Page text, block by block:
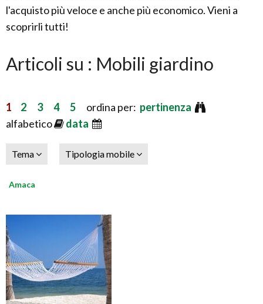
l'acquisto più veloce e anche più economico. Vieni a
scoprirli tutti!
Articoli su : Mobili giardino
1 2 3 4 5 ordina per: pertinenza
alfabetico
data
Tema Tipologia mobile
Amaca